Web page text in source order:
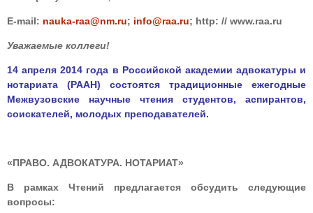
Е-mail: nauka-raa@nm.ru; info@raa.ru; http: // www.raa.ru
Уважаемые коллеги!
14 апреля 2014 года в Российской академии адвокатуры и
нотариата (РААН) состоятся традиционные ежегодные
Межвузовские научные чтения студентов, аспирантов,
соискателей, молодых преподавателей.
«ПРАВО. АДВОКАТУРА. НОТАРИАТ»
В рамках Чтений предлагается обсудить следующие
вопросы: